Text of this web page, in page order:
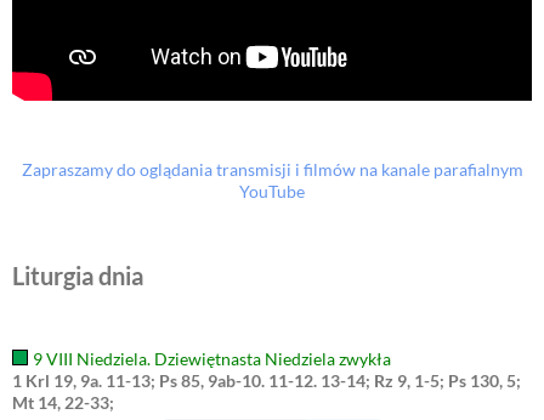
Zapraszamy do oglądania transmisji i filmów na kanale parafialnym
YouTube
Liturgia dnia
9 VIII Niedziela. Dziewiętnasta Niedziela zwykła
1 Krl 19, 9a. 11-13; Ps 85, 9ab-10. 11-12. 13-14; Rz 9, 1-5; Ps 130, 5;
Mt 14, 22-33;